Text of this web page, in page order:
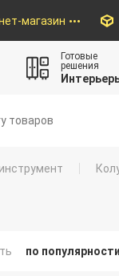
магазин
Готовые
решения
по популярности